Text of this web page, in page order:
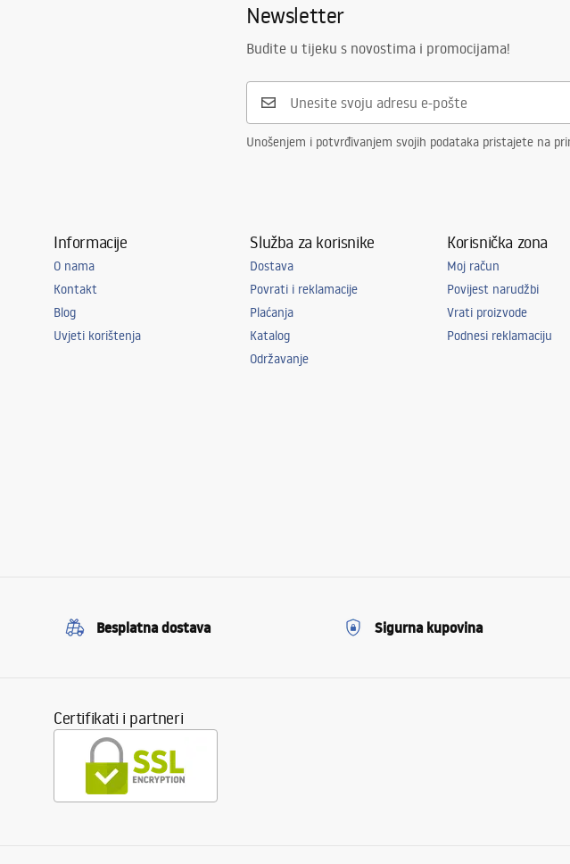
Univerzalna
Warranty_Terms_and_Conditions_
Newsletter
Budite u tijeku s novostima i promocijama!
Unošenjem i potvrđivanjem svojih podataka pristajete na
Informacije
O nama
Kontakt
Blog
Uvjeti korištenja
Služba za korisnike
Dostava
Povrati i reklamacije
Plaćanja
Katalog
Održavanje
Korisnička zona
Moj račun
Povijest narudžbi
Vrati proizvode
Podnesi reklamaciju
Besplatna dostava Sigurna kupovina
Certifikati i partneri